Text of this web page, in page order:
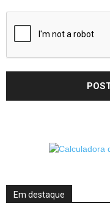
Em destaque